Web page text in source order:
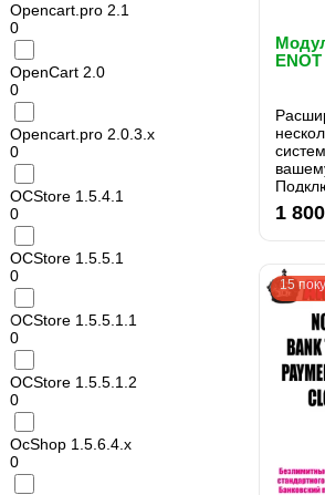
Opencart.pro 2.1
0
OpenCart 2.0
0
Opencart.pro 2.0.3.х
0
OCStore 1.5.4.1
0
OCStore 1.5.5.1
0
OCStore 1.5.5.1.1
0
OCStore 1.5.5.1.2
0
OcShop 1.5.6.4.х
0
к
..
1
15